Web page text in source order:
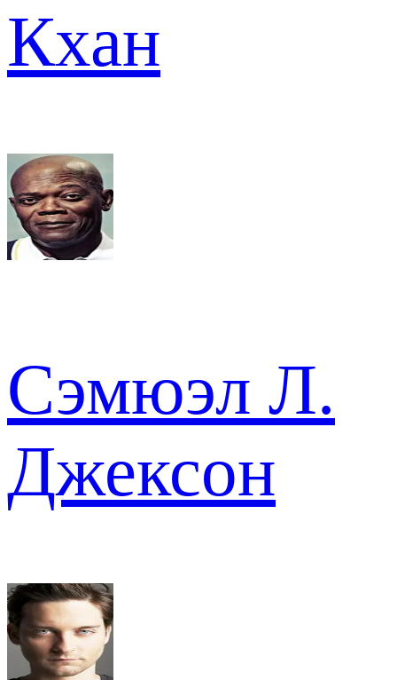
Кхан
Сэмюэл Л.
Джексон